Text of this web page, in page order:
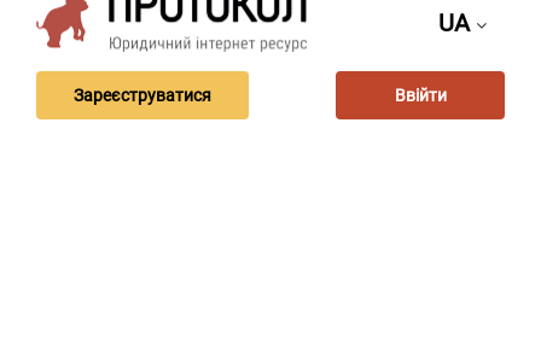
UA
Зареєструватися Ввійти